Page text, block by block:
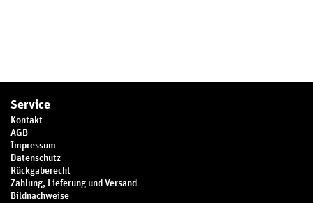
Service
Kontakt
AGB
Impressum
Datenschutz
Rückgaberecht
Zahlung, Lieferung und Versand
Bildnachweise